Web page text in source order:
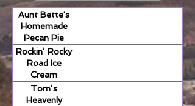
Aunt Bette's
Homemade
Pecan Pie
Rockin’ Rocky
Road Ice
Cream
Tom’s
Heavenly